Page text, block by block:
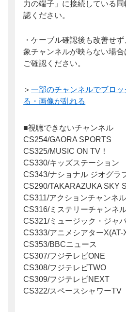
力の端子」に接続している
認ください。
・ケーブル確認後も改善せ
象チャンネルが映らない場
ご確認ください。
＞一部のチャンネルでブロ
る・画像が乱れる
■視聴できないチャンネル
CS254/GAORA SPORTS
CS325/MUSIC ON TV！
CS330/キッズステーション
CS343/ナショナル ジオグラ
CS290/TAKARAZUKA SKY
CS311/アクションチャンネル
CS316/ミステリーチャンネ
CS321/ミュージック・ジャ
CS333/アニメシアターX(AT-
CS353/BBCニュース
CS307/フジテレビONE
CS308/フジテレビTWO
CS309/フジテレビNEXT
CS322/スペースシャワーTV